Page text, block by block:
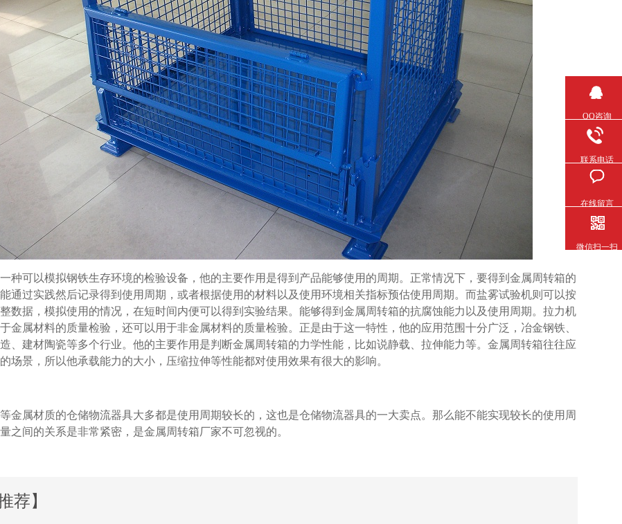
种可以模拟钢铁生存环境的检验设备，他的主要作用是得到产品能够使用的周期。正常情况下，要得到金属周转箱的
只能通过实践然后记录得到使用周期，或者根据使用的材料以及使用环境相关指标预估使用周期。而盐雾试验机则可以按
据，模拟使用的情况，在短时间内便可以得到实验结果。能够得到金属周转箱的抗腐蚀能力以及使用周期。拉力机
属材料的质量检验，还可以用于非金属材料的质量检验。正是由于这一特性，他的应用范围十分广泛，冶金钢铁、
造、建材陶瓷等多个行业。他的主要作用是判断金属周转箱的力学性能，比如说静载、拉伸能力等。金属周转箱往往应
景，所以他承载能力的大小，压缩拉伸等性能都对使用效果有很大的影响。
金属材质的仓储物流器具大多都是使用周期较长的，这也是仓储物流器具的一大卖点。那么能不能实现较长的使用周
量之间的关系是非常紧密，是金属周转箱厂家不可忽视的。
荐】
QQ咨询
联系电话
在线留言
微信扫一扫